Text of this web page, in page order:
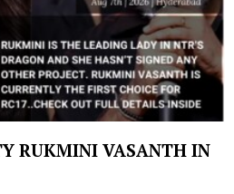
RUKMINI VASANTH IN